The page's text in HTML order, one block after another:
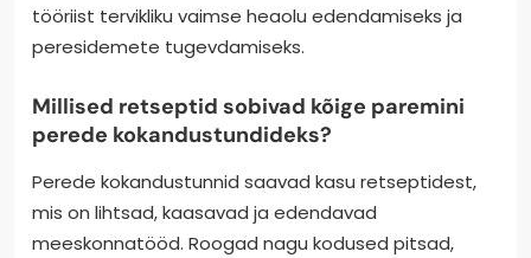
tööriist tervikliku vaimse heaolu edendamiseks ja
peresidemete tugevdamiseks.
Millised retseptid sobivad kõige paremini
perede kokandustundideks?
Perede kokandustunnid saavad kasu retseptidest,
mis on lihtsad, kaasavad ja edendavad
meeskonnatööd. Roogad nagu kodused pitsad,